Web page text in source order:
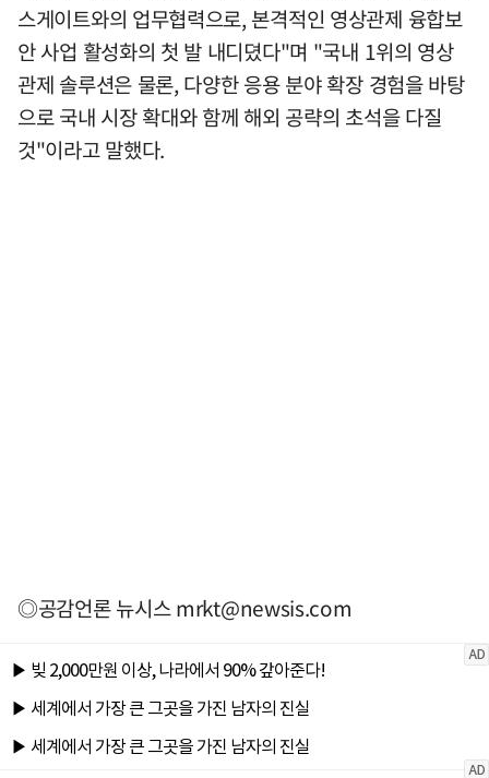
스게이트와의 업무협력으로, 본격적인 영상관제 융합보
안 사업 활성화의 첫 발 내디뎠다"며 "국내 1위의 영상
관제 솔루션은 물론, 다양한 응용 분야 확장 경험을 바탕
으로 국내 시장 확대와 함께 해외 공략의 초석을 다질
것"이라고 말했다.
◎공감언론 뉴시스mrkt@newsis.com